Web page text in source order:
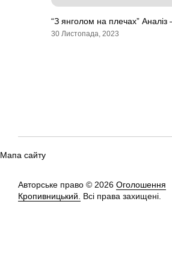
“З янголом на плечах” Аналіз
30 Листопада, 2023
Мапа сайту
Авторське право © 2026 Оголошення
Кропивницький.
Всі права захищені.